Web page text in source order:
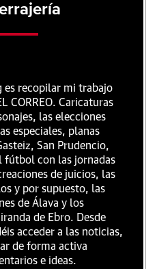
es recopilar mi trabajo
CORREO. Caricaturas
las elecciones
especiales, planas
San Prudencio,
fútbol con las jornadas
de juicios, las
y por supuesto, las
de Álava y los
de Ebro. Desde
acceder a las noticias,
de forma activa
e ideas.